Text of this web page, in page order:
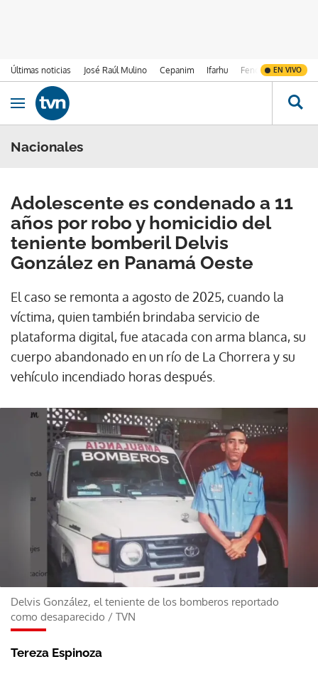
Últimas noticias José Raúl Mulino Cepanim Ifarhu Fenómeno de El
EN VIVO
Ir al contenido
Obrir navegació
Nacionales
Adolescente es condenado a 11
años por robo y homicidio del
teniente bomberil Delvis
González en Panamá Oeste
El caso se remonta a agosto de 2025, cuando la
víctima, quien también brindaba servicio de
plataforma digital, fue atacada con arma blanca, su
cuerpo abandonado en un río de La Chorrera y su
vehículo incendiado horas después.
Delvis González, el teniente de los bomberos reportado
como desaparecido / TVN
Tereza Espinoza